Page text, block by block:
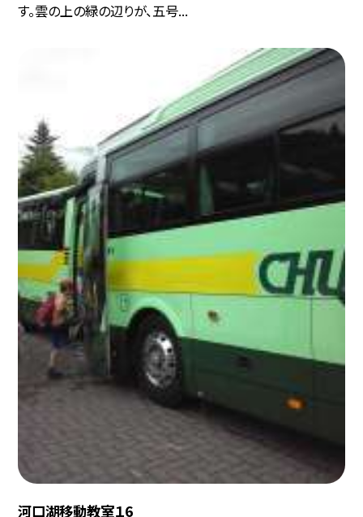
す。雲の上の緑の辺りが、五号...
河口湖移動教室１6